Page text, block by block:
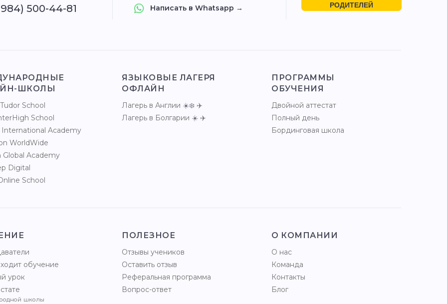
РОДИТЕЛЕЙ
Написать в Whatsapp →
500-44-81
ШКОЛЫ
School
School
International Academy
WorldWide
Global Academy
Digital
School
ЯЗЫКОВЫЕ ЛАГЕРЯ
ОФЛАЙН
Лагерь в Англии ☀️❄️ ✈️
Лагерь в Болгарии ☀️ ✈️
ПРОГРАММЫ
ОБУЧЕНИЯ
Двойной аттестат
Полный день
Бординговая школа
обучение
урок
школы
ПОЛЕЗНОЕ
Отзывы учеников
Оставить отзыв
Реферальная программа
Вопрос-ответ
О КОМПАНИИ
О нас
Команда
Контакты
Блог